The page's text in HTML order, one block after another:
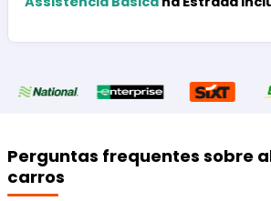
Perguntas frequentes sobre
carros